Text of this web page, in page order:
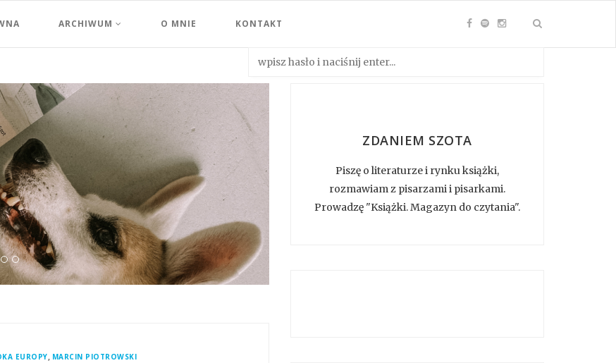
ARCHIWUM O MNIE KONTAKT
EUROPY, MARCIN PIOTROWSKI
ZDANIEM SZOTA
Piszę o literaturze i rynku książki,
rozmawiam z pisarzami i pisarkami.
Prowadzę "Książki. Magazyn do czytania".